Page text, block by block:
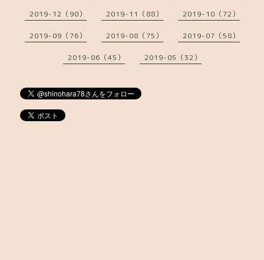
2019-12（90） 2019-11（88） 2019-10（72）
2019-09（76） 2019-08（75） 2019-07（58）
2019-06（45） 2019-05（32）